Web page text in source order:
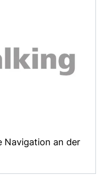
Navigation an der